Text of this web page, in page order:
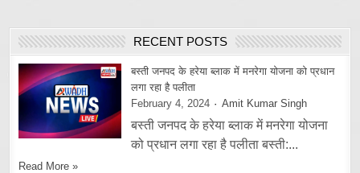
RECENT POSTS
बस्ती जनपद के हरेया ब्लाक में मनरेगा योजना को प्रधान
लगा रहा है पलीता
February 4, 2024
Amit Kumar Singh
बस्ती जनपद के हरेया ब्लाक में मनरेगा योजना
को प्रधान लगा रहा है पलीता बस्ती:...
Read More »